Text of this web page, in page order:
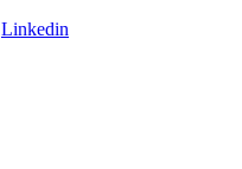
Linkedin